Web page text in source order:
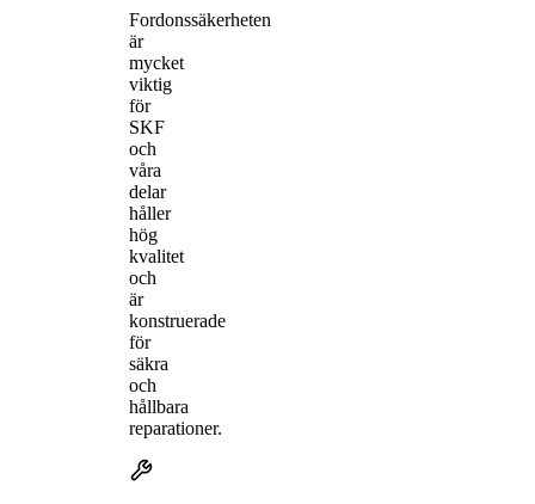
Fordonssäkerheten
är
mycket
viktig
för
SKF
och
våra
delar
håller
hög
kvalitet
och
är
konstruerade
för
säkra
och
hållbara
reparationer.